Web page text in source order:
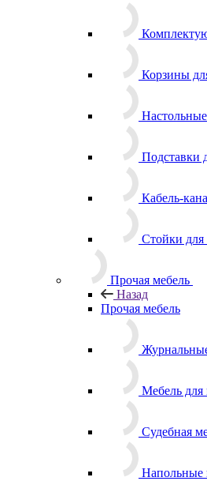
Корзины
Подставки
Кабель-
Стойки
Прочая мебель
Назад
Прочая мебель
Мебель для
Судебная
Напольные